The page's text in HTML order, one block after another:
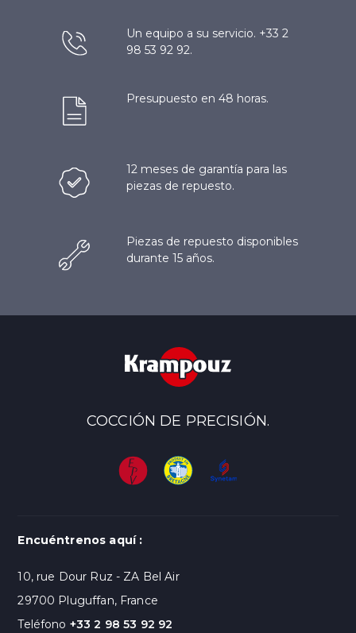
Un equipo a su servicio. +33 2
98 53 92 92.
Presupuesto en 48 horas.
12 meses de garantía para las
piezas de repuesto.
Piezas de repuesto disponibles
durante 15 años.
COCCIÓN DE PRECISIÓN.
Encuéntrenos aquí :
10, rue Dour Ruz - ZA Bel Air
29700 Pluguffan, France
Teléfono +33 2 98 53 92 92